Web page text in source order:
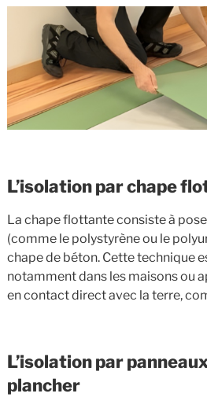
L’isolation par chape
La chape flottante consiste à
(comme le polystyrène ou le
chape de béton. Cette technique
notamment dans les maisons ou
en contact direct avec la terre,
L’isolation par
plancher